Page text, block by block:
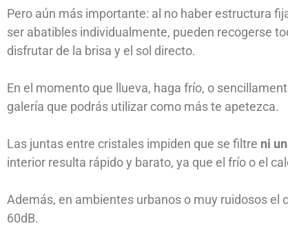
Pero aún más importante: al no haber estructura
ser abatibles individualmente, pueden recogerse
disfrutar de la brisa y el sol directo.
En el momento que llueva, haga frío, o
galería que podrás utilizar como más te apetezca.
Las juntas entre cristales impiden que se filtre ni
interior resulta rápido y barato, ya que el frío o el
Además, en ambientes urbanos o muy ruidosos
60dB.